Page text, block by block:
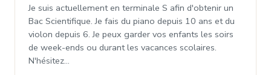
Je suis actuellement en terminale S afin d'obtenir un
Bac Scientifique. Je fais du piano depuis 10 ans et du
violon depuis 6. Je peux garder vos enfants les soirs
de week-ends ou durant les vacances scolaires.
N'hésitez…